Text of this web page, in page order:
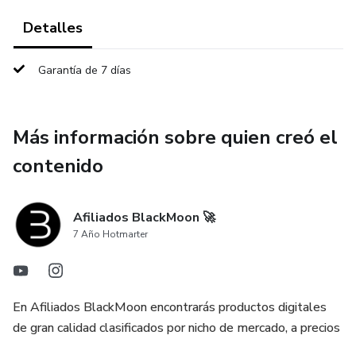
Detalles
Garantía de 7 días
Más información sobre quien creó el
contenido
Afiliados BlackMoon 🚀
7 Año Hotmarter
En Afiliados BlackMoon encontrarás productos digitales
de gran calidad clasificados por nicho de mercado, a precios